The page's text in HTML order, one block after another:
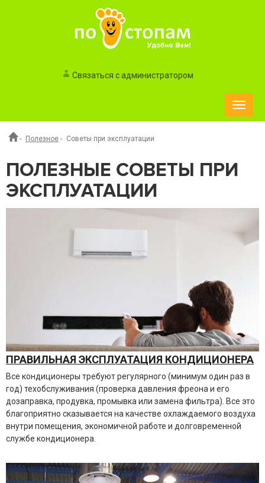
Связаться с администратором
Toggle
- Полезное - Советы при эксплуатации
ПОЛЕЗНЫЕ СОВЕТЫ ПРИ
ЭКСПЛУАТАЦИИ
ПРАВИЛЬНАЯ ЭКСПЛУАТАЦИЯ КОНДИЦИОНЕРА
Все кондиционеры требуют регулярного (минимум один раз в
год) техобслуживания (проверка давления фреона и его
дозаправка, продувка, промывка или замена фильтра). Все это
благоприятно сказывается на качестве охлаждаемого воздуха
внутри помещения, экономичной работе и долговременной
службе кондиционера.